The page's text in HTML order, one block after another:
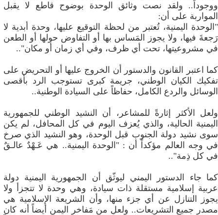
ووجوداً.. ولقد نصت وثائق الوحدة بوضوح قاطع لا يقبل
المواربة على أن:
​"الوحدة اليمنية، تُعتبر من لحظة التوقيع عليها، وحدة أبدية لا
رَجعةَ فيها، ولا يجوز المَساس بها أو التفاوض حولها أو الطعن
في مشروعيتها، تحت أي ظرف، وفي أي زمان أو مكان"..
​كما اعتبر القانون والدستور أن الخروج عليها أو التحريض على
تفكيك الكيان الوطني، جريمة كبرى تستوجب الرد بأقصى
الوسائل والردع الكامل، حفاظاً على السيادة الوطنية..
​ولعل الأكثر إثارةً للمشاعر، أن النشيد الوطني للجمهورية
اليمنية الحالية، والذي يُعزف اليوم في كل المحافل، لم يكن
سوى نشيد دولة الجنوب قبل الوحدة، وهو النشيد الذي صرخ
في وجه العالم مؤكداً أن : ​"الوحدة اليمنية.. هي عَـهْدٌ عالـقٌ
في كل ذِمة"..
كما جاء الدستور اليمني ليوثّق أن الجمهورية اليمنية دولة
عربية إسلامية مستقلة ذات سيادة، وهي وحدة لا تتجزأ ولا
يجوز التنازل عن أي جزء منها، وأن الشريعة الإسلامية هي
مصدر جميع التشريعات.. ولعل من مَفاخر اليمن أيضاً أنه كان